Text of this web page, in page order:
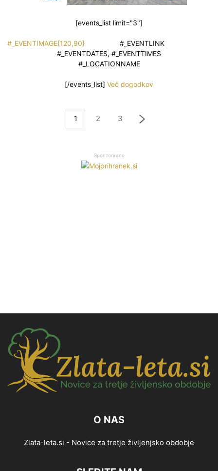
[events_list limit="3"]
#_EVENTIMAGE{120,90}
#_EVENTLINK
#_EVENTDATES, #_EVENTTIMES
#_LOCATIONNAME
[/events_list] Več dogodkov
1 2 3
Sponzorirano
O NAS
Zlata-leta.si - Novice za tretje življenjsko obdobje